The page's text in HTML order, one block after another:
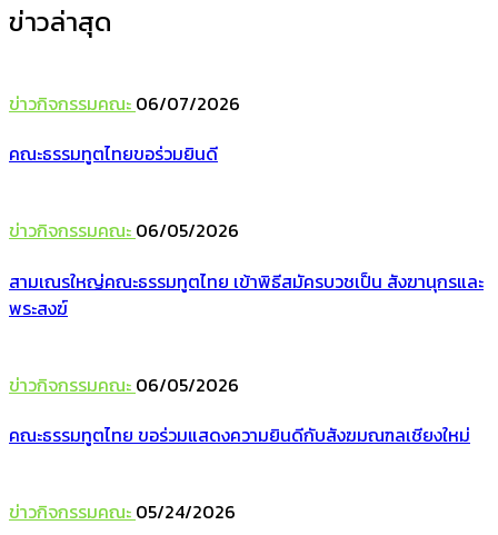
ข่าวล่าสุด
ข่าวกิจกรรมคณะ 06/07/2026
คณะธรรมทูตไทยขอร่วมยินดี
ข่าวกิจกรรมคณะ 06/05/2026
สามเณรใหญ่คณะธรรมทูตไทย เข้าพิธีสมัครบวชเป็น สังฆานุกรและ
พระสงฆ์
ข่าวกิจกรรมคณะ 06/05/2026
คณะธรรมทูตไทย ขอร่วมแสดงความยินดีกับสังฆมณฑลเชียงใหม่
ข่าวกิจกรรมคณะ 05/24/2026